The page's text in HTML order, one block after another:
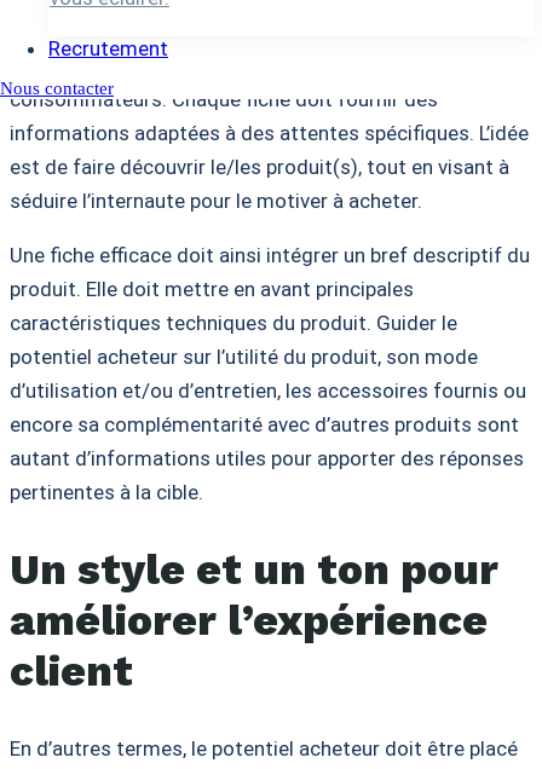
Recrutement
Nous contacter
l’art, il est essentiel de bien cerner les besoins des
consommateurs. Chaque fiche doit fournir des
informations adaptées à des attentes spécifiques. L’idée
est de faire découvrir le/les produit(s), tout en visant à
séduire l’internaute pour le motiver à acheter.
Une fiche efficace doit ainsi intégrer un bref descriptif du
produit. Elle doit mettre en avant principales
caractéristiques techniques du produit. Guider le
potentiel acheteur sur l’utilité du produit, son mode
d’utilisation et/ou d’entretien, les accessoires fournis ou
encore sa complémentarité avec d’autres produits sont
autant d’informations utiles pour apporter des réponses
pertinentes à la cible.
Un style et un ton pour
améliorer l’expérience
client
En d’autres termes, le potentiel acheteur doit être placé